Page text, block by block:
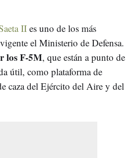
IIes uno de los más
el Ministerio de Defensa.
los F-5M, que están a punto de
útil, como plataforma de
caza del Ejército del Aire y del